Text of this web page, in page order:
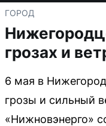
ГОРОД
грозах и
6 мая в
грозы и сильный
«Нижновэнерго»